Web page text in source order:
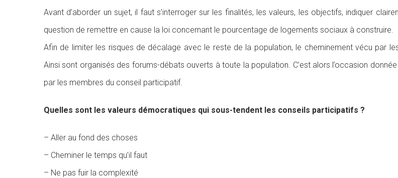
Avant d’aborder un sujet, il faut s’interroger sur les finalités, les valeurs, les objectifs, indiquer
question de remettre en cause la loi concernant le pourcentage de logements sociaux à construire.
Afin de limiter les risques de décalage avec le reste de la population, le cheminement vécu par
Ainsi sont organisés des forums-débats ouverts à toute la population. C’est alors l’occasion
par les membres du conseil participatif.
Quelles sont les valeurs démocratiques qui sous-tendent les conseils participatifs ?
– Aller au fond des choses
– Cheminer le temps qu’il faut
– Ne pas fuir la complexité